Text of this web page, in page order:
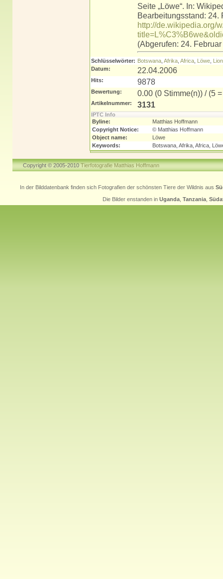
Seite „Löwe“. In:
Bearbeitungsstand: 24.
http://de.wikipedia.org/
(Abgerufen: 24.
Schlüsselwörter: Botswana Afrika Africa Löwe Lion
Datum:
22.04.2006
Hits: 9878
Bewertung: 0.00 (0 Stimme(n)) / (5
Artikelnummer: 3131
IPTC Info
Byline:
Matthias Hoffmann
Copyright Notice:
© Matthias Hoffmann
Object name:
Löwe
Keywords:
Botswana, Afrika, Africa,
Copyright © 2005-2010Tierfotografie Matthias Hoffmann
In der Bilddatenbank finden sich Fotografien der schönsten Tiere der Wildnis aus
Die Bilder enstanden in Uganda Tanzania